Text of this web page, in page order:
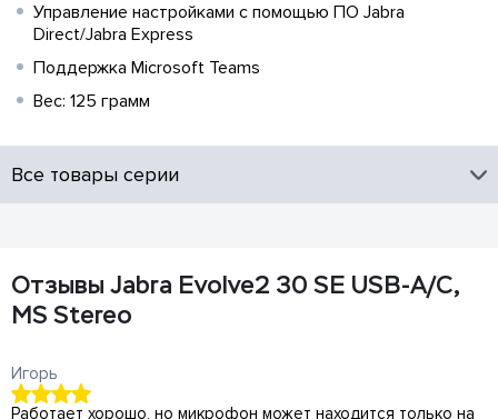
Управление настройками с помощью ПО Jabra
Direct/Jabra Express
Поддержка Microsoft Teams
Вес: 125 грамм
Все товары серии
Отзывы Jabra Evolve2 30 SE USB-A/C,
MS Stereo
Игорь
Работает хорошо, но микрофон может находится только на